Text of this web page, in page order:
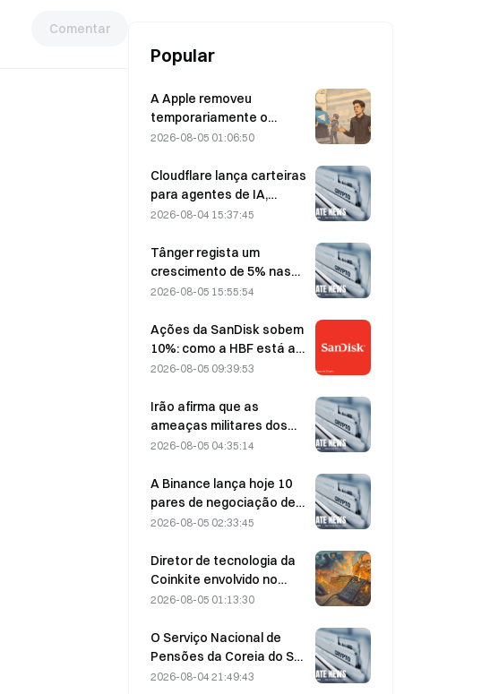
Comentar
Popular
A Apple removeu
temporariamente o
Telegram devido a
sexual infantil (CSAM);
Durov rejeitou a alegação,
afirmando que se tratou
segurança»
2026-08-05 01:06:50
Cloudflare lança carteiras
para agentes de IA,
permitindo pagamentos
API, a 4 de agosto
2026-08-04 15:37:45
Tânger regista um
crescimento de 5% nas
vendas, impulsionado pelo
Campeonato do Mundo
em junho e julho.
2026-08-05 15:55:54
Ações da SanDisk sobem
10%: como a HBF está a
iniciar um novo ciclo de
poderão os resultados
financeiros validar a tese
de crescimento?
2026-08-05 09:39:53
Irão afirma que as
ameaças militares dos
EUA atrasam o acordo
de Ormuz, em 5 de agosto
2026-08-05 04:35:14
A Binance lança hoje 10
pares de negociação de
bStocks às 20:00 (UTC+8),
a 0.
2026-08-05 02:33:45
Diretor de tecnologia da
Coinkite envolvido no
incidente relacionado
na Coldcard, que
desencadeou quatro
ondas de ataques e
2026-08-05 01:13:30
O Serviço Nacional de
Pensões da Coreia do Sul
muda para ações mais
2026-08-04 21:49:43